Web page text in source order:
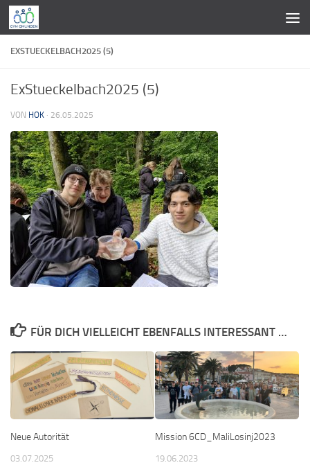
Zum Inhalt springen
EXSTUECKELBACH2025 (5)
ExStueckelbach2025 (5)
VON HOK · 26.05.2025
FÜR DICH VIELLEICHT EBENFALLS INTERESSANT …
Neue Autorität
03.07.2025
Mission 6CD_MaliLosinj2023
19.06.2023